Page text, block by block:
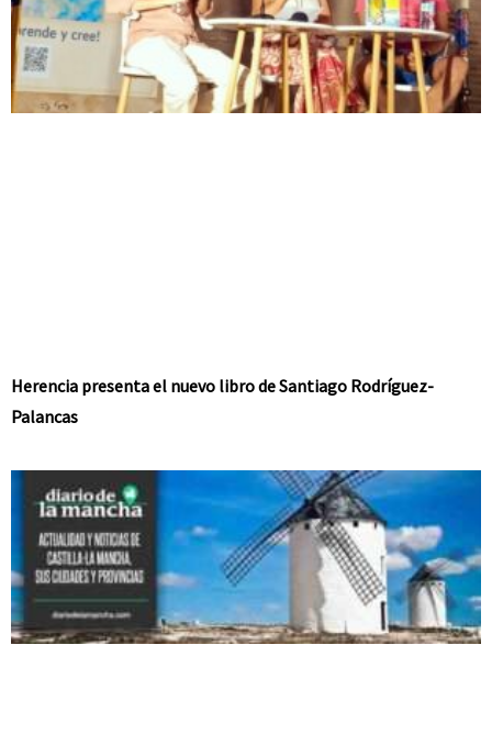
Herencia presenta el nuevo libro de Santiago Rodríguez-
Palancas